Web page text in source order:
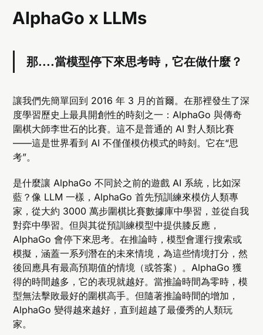
AlphaGo x LLMs
那....當模型停下來思考時，它在做什麼？
讓我們先簡單回到 2016 年 3 月的首爾。在那裡發生了深
度學習歷史上最具開創性的時刻之一：AlphaGo 與傳奇
圍棋大師李世石的比賽。這不是普通的 AI 對人類比賽
——這是世界看到 AI 不僅僅模仿模式的時刻。它在“思
考”。
是什麼讓 AlphaGo 不同於之前的遊戲 AI 系統，比如深
藍？像 LLM 一樣，AlphaGo 首先預訓練來模仿人類專
家，從大約 3000 萬步圍棋比賽數據庫中學習，並從自我
對弈中學習。但與其從預訓練模型中提供膝反應，
AlphaGo 會停下來思考。在推論時，模型會運行搜索或
模擬，涵蓋一系列潛在的未來情境，為這些情境打分，然
後回應具有最高預期值的情境（或答案）。AlphaGo 獲
得的時間越多，它的表現就越好。當推論時間為零時，模
型無法擊敗最好的圍棋高手。但隨著推論時間的增加，
AlphaGo 變得越來越好，直到超越了最優秀的人類玩
家。